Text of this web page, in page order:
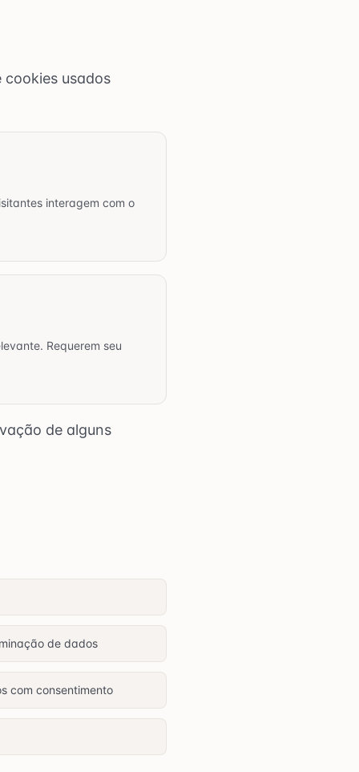
usados
interagem com o
Requerem seu
de alguns
de dados
com consentimento